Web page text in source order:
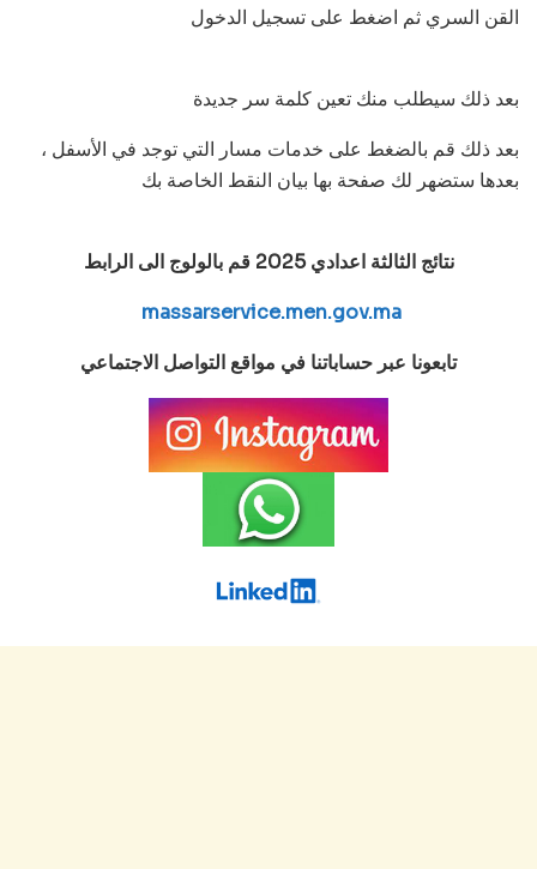
القن السري ثم اضغط على تسجيل الدخول
بعد ذلك سيطلب منك تعين كلمة سر جديدة
بعد ذلك قم بالضغط على خدمات مسار التي توجد في الأسفل ،
بعدها ستضهر لك صفحة بها بيان النقط الخاصة بك
نتائج الثالثة اعدادي 2025 قم بالولوج الى الرابط
massarservice.men.gov.ma
تابعونا عبر حساباتنا في مواقع التواصل الاجتماعي